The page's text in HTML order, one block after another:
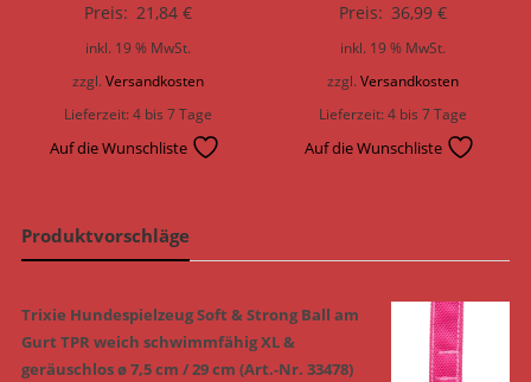
Preis: 21,84€
inkl. 19 % MwSt.
zzgl.Versandkosten
Lieferzeit:4 bis 7 Tage
Auf die Wunschliste
Preis: 36,99 €
inkl. 19 % MwSt.
zzgl.Versandkosten
Lieferzeit:4 bis 7 Tage
Auf die Wunschliste
Produktvorschläge
Trixie Hundespielzeug Soft & Strong Ball am
Gurt TPR weich schwimmfähig XL &
geräuschlos ø 7,5 cm / 29 cm (Art.-Nr. 33478)